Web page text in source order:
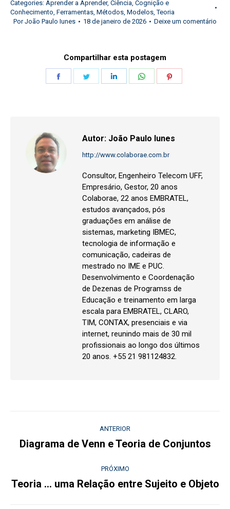
Categories: Aprender a Aprender, Ciência Cognição e
Conhecimento Ferramentas Métodos Modelos ,Teoria
PorJoão Paulo Iunes 18 de janeiro de 2026 Deixe um comentário
Compartilhar esta postagem
Autor: João Paulo Iunes
http://www.colaborae.com.br
Consultor, Engenheiro Telecom UFF,
Empresário, Gestor, 20 anos
Colaborae, 22 anos EMBRATEL,
estudos avançados, pós
graduações em análise de
sistemas, marketing IBMEC,
tecnologia de informação e
comunicação, cadeiras de
mestrado no IME e PUC.
Desenvolvimento e Coordenação
de Dezenas de Programss de
Educação e treinamento em larga
escala para EMBRATEL, CLARO,
TIM, CONTAX, presenciais e via
internet, reunindo mais de 30 mil
profissionais ao longo dos últimos
20 anos. +55 21 981124832.
de
ANTERIOR
Post
Diagrama de Venn e Teoria de Conjuntos
PRÓXIMO
Próximo
Teoria … uma Relação entre Sujeito e Objeto